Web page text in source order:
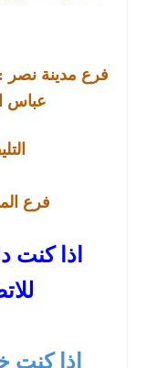
فرع مدينة
عباس
فرع
اذا
اذا